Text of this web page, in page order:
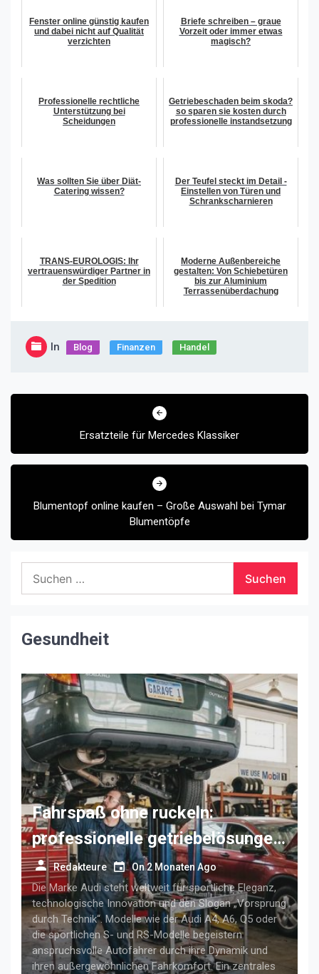
Fenster online günstig kaufen
und dabei nicht auf Qualität
verzichten
Briefe schreiben – graue
Vorzeit oder immer etwas
magisch?
Professionelle rechtliche
Unterstützung bei
Scheidungen
Getriebeschaden beim skoda?
so sparen sie kosten durch
professionelle instandsetzung
Was sollten Sie über Diät-
Catering wissen?
Der Teufel steckt im Detail -
Einstellen von Türen und
Schrankscharnieren
TRANS-EUROLOGIS: Ihr
vertrauenswürdiger Partner in
der Spedition
Moderne Außenbereiche
gestalten: Von Schiebetüren
bis zur Aluminium
Terrassenüberdachung
In Blog Finanzen Handel
Beitragsnavigation
Ersatzteile für Mercedes Klassiker
Blumentopf online kaufen – Große Auswahl bei Tymar
Blumentöpfe
nach:
Gesundheit
Fahrspaß ohne ruckeln:
professionelle getriebelösungen
für anspruchsvolle audi-fahrer
Redakteure On2 Monaten Ago
Die Marke Audi steht weltweit für sportliche Eleganz,
technologische Innovation und den Slogan „Vorsprung
durch Technik“. Modelle wie der Audi A4, A6, Q5 oder
die sportlichen S- und RS-Modelle begeistern
anspruchsvolle Autofahrer durch ihre Dynamik und
ihren außergewöhnlichen Fahrkomfort. Ein zentrales